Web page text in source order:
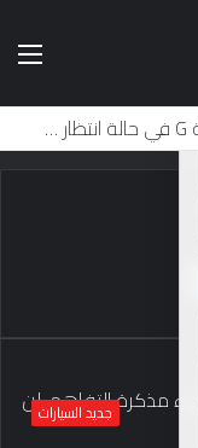
لماذا تم منع النساء من المشاركة في لومان لعقود من الزمن؟
جديد السيارات